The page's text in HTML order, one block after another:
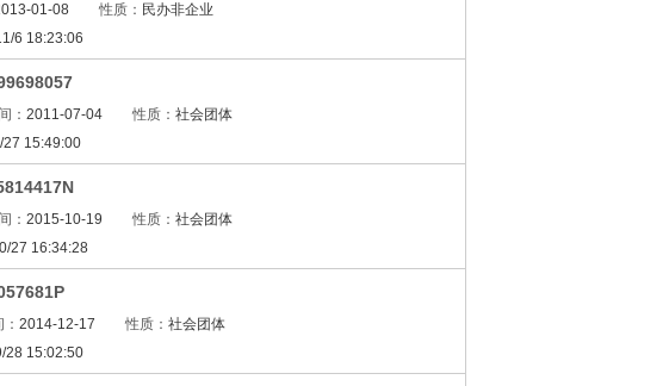
01-08 性质： 民办非企业
6 18:23:06
： 2011-07-04 性质： 社会团体
15:49:00
： 2015-10-19 性质： 社会团体
27 16:34:28
2014-12-17 性质： 社会团体
28 15:02:50